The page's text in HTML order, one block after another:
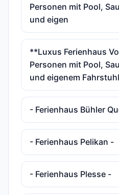
Personen mit Pool,
und eigen
**Luxus Ferienhaus
Personen mit Pool,
und eigenem
- Ferienhaus Bühler
- Ferienhaus Pelikan -
- Ferienhaus Plesse -